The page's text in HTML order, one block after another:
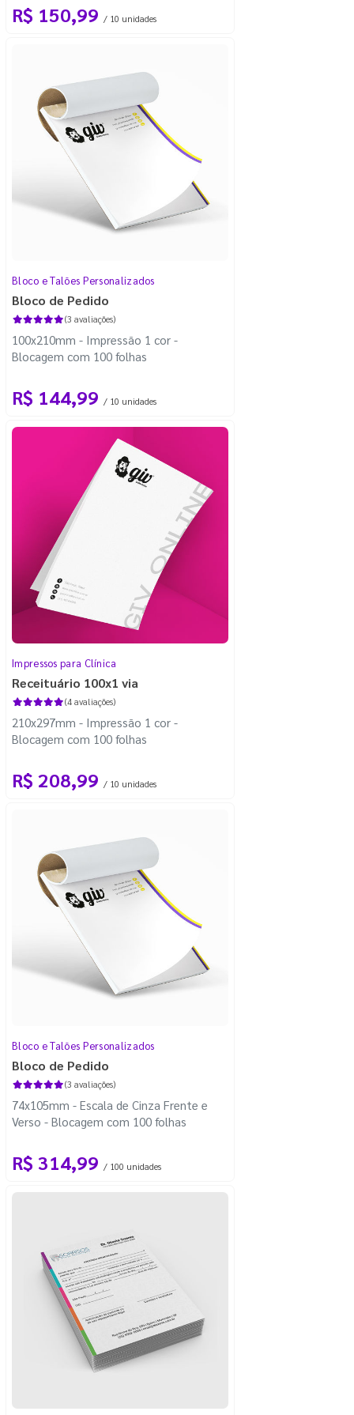
R$ 150,99 / 10 unidades
Bloco e Talões Personalizados
Bloco de Pedido
(3 avaliações)
100x210mm - Impressão 1 cor -
Blocagem com 100 folhas
R$ 144,99 / 10 unidades
Impressos para Clínica
Receituário 100x1 via
(4 avaliações)
210x297mm - Impressão 1 cor -
Blocagem com 100 folhas
R$ 208,99 / 10 unidades
Bloco e Talões Personalizados
Bloco de Pedido
(3 avaliações)
74x105mm - Escala de Cinza Frente e
Verso - Blocagem com 100 folhas
R$ 314,99 / 100 unidades